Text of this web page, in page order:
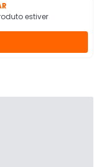
estiver